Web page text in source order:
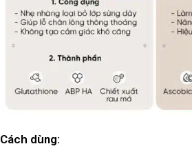
Cách dùng: